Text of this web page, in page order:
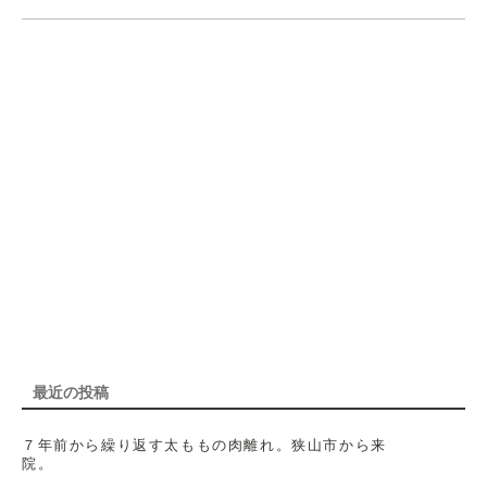
最近の投稿
７年前から繰り返す太ももの肉離れ。狭山市から来
院。